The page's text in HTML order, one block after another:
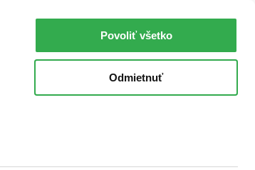
Povoliť všetko
Odmietnuť